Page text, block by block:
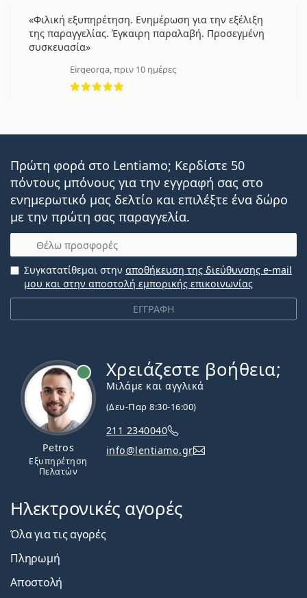
Φιλική εξυπηρέτηση. Ενημέρωση για την εξέλιξη
της παραγγελίας. Έγκαιρη παραλαβή. Προσεγμένη
συσκευασία
Eirgeorga, πριν 10 ημέρες
5 αξιολογήσεις από 5
Πρώτη φορά στο Lentiamo; Κερδίστε 50
πόντους μπόνους για την εγγραφή σας στο
ενημερωτικό μας δελτίο και επιλέξτε ένα δώρο
με την πρώτη σας παραγγελία.
Email
ΕΓΓΡΑΦΗ
Συγκατατίθεμαι στην αποθήκευση της διεύθυνσης e-mail
μου και στην αποστολή εμπορικής επικοινωνίας
Petros
Εξυπηρέτηση
Πελατών
Χρειάζεστε βοήθεια;
Μιλάμε και αγγλικά
(Δευ-Παρ 8:30-16:00)
211 2340040
info@lentiamo.gr
Ηλεκτρονικές αγορές
Όλα για τις αγορές
Πληρωμή
Αποστολή